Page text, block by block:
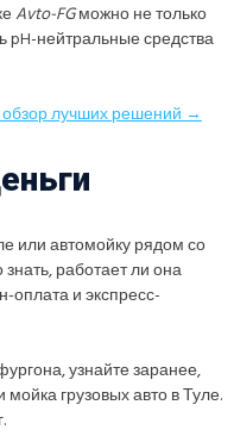
Avto-FGможно не только
pH-нейтральные средства
обзор лучших решений →
или автомойку рядом со
работает ли она
оплата и экспресс-
узнайте заранее,
грузовых авто в Туле.